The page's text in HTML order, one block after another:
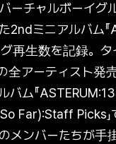
ーチャルボーイグ
2ndミニアルバム
再生数を記録。タ
アーティスト発
バム『
Far):Staff Picks」
メンバーたちが手